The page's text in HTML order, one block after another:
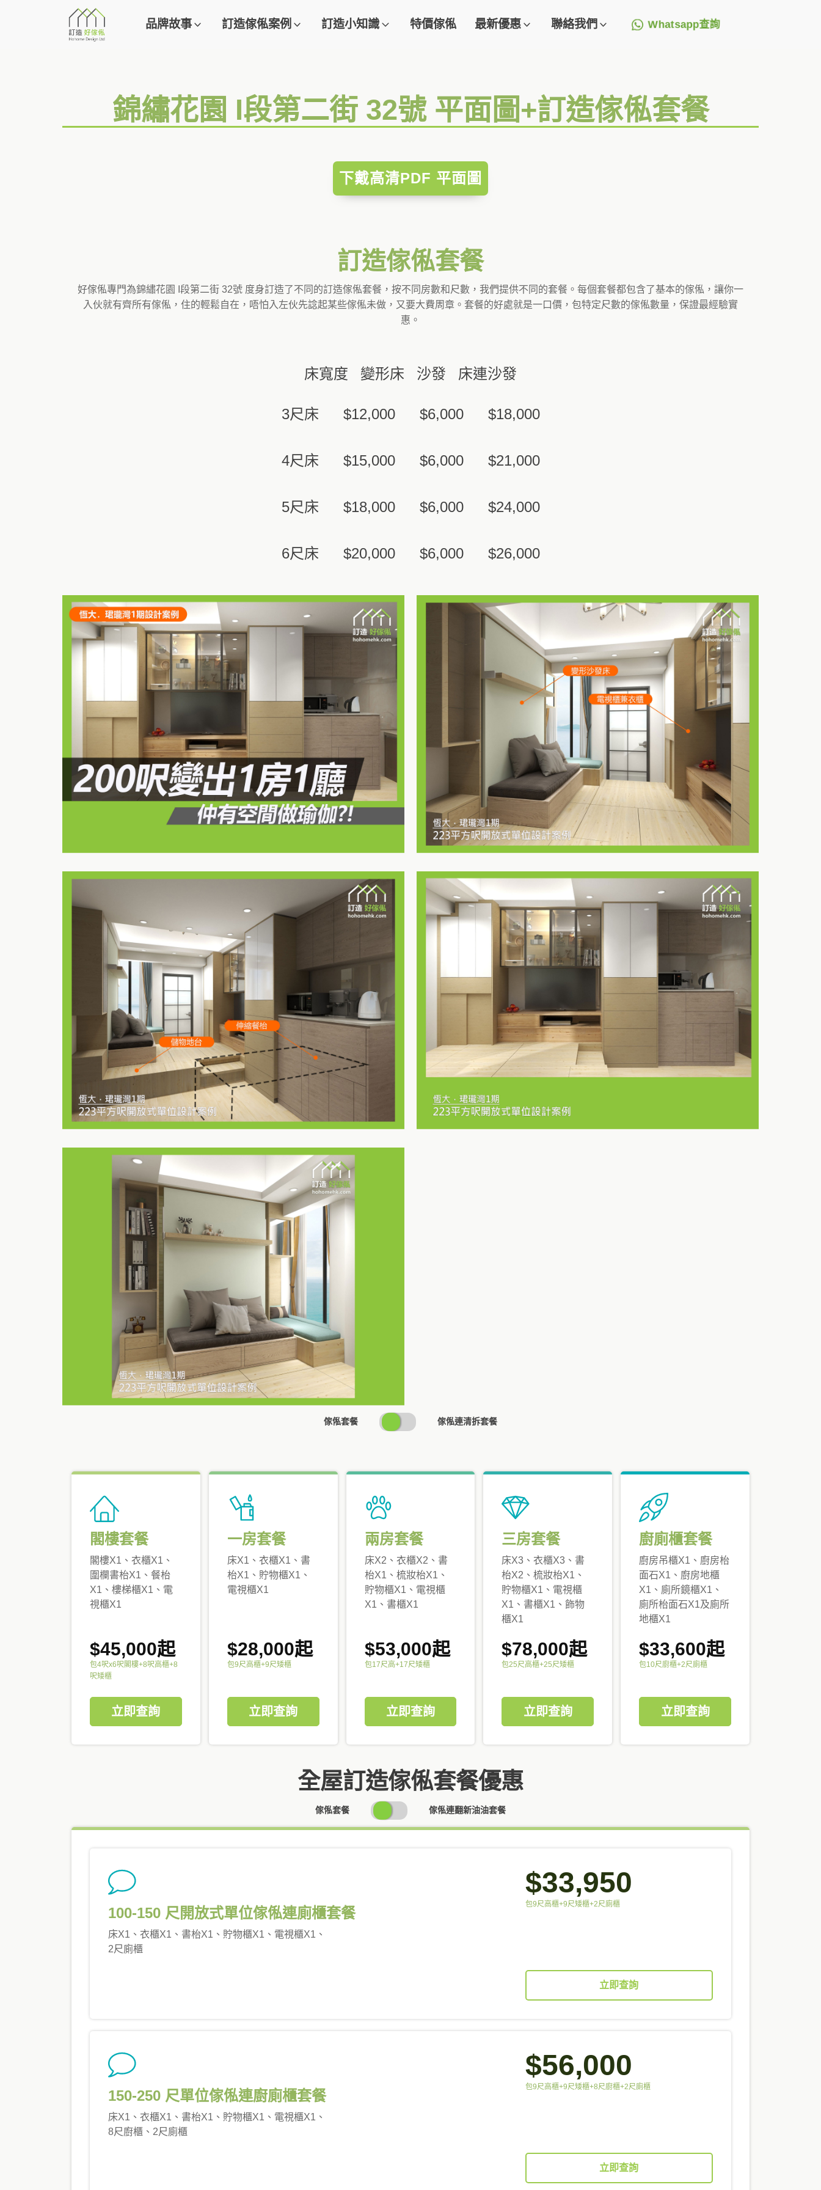
品牌故事 訂造傢俬案例 訂造小知識 特價傢俬 最新優惠 聯絡我們 Whatsapp查詢
錦繡花園 I段第二街 32號 平面圖+訂造傢俬套餐
下戴高清PDF 平面圖
訂造傢俬套餐
好傢俬專門為錦繡花園 I段第二街 32號 度身訂造了不同的訂造傢俬套餐，按不同房數和尺數，我們提供不同的套餐。每個套餐都包含了基本的傢俬，讓你一
入伙就有齊所有傢俬，住的輕鬆自在，唔怕入左伙先諗起某些傢俬未做，又要大費周章。套餐的好處就是一口價，包特定尺數的傢俬數量，保證最經驗實
惠。
床寬度 變形床 沙發 床連沙發
3尺床 $12,000 $6,000 $18,000
4尺床 $15,000 $6,000 $21,000
5尺床 $18,000 $6,000 $24,000
6尺床 $20,000 $6,000 $26,000
傢俬套餐
SWITCH
PRICING
傢俬連清拆套餐
閣樓套餐
閣樓X1、衣櫃X1、
圍欄書枱X1、餐枱
X1、樓梯櫃X1、電
視櫃X1
$45,000起
包4呎x6呎閣樓+8呎高櫃+8
呎矮櫃
立即查詢
一房套餐
床X1、衣櫃X1、書
枱X1、貯物櫃X1、
電視櫃X1
$28,000起
包9尺高櫃+9尺矮櫃
立即查詢
兩房套餐
床X2、衣櫃X2、書
枱X1、梳妝枱X1、
貯物櫃X1、電視櫃
X1、書櫃X1
$53,000起
包17尺高+17尺矮櫃
立即查詢
三房套餐
床X3、衣櫃X3、書
枱X2、梳妝枱X1、
貯物櫃X1、電視櫃
X1、書櫃X1、飾物
櫃X1
$78,000起
包25尺高櫃+25尺矮櫃
立即查詢
廚廁櫃套餐
廚房吊櫃X1、廚房枱
面石X1、廚房地櫃
X1、廁所鏡櫃X1、
廁所枱面石X1及廁所
地櫃X1
$33,600起
包10尺廚櫃+2尺廁櫃
立即查詢
全屋訂造傢俬套餐優惠
傢俬套餐
SWITCH
PRICING
傢俬連翻新油油套餐
100-150 尺開放式單位傢俬連廁櫃套餐
床X1、衣櫃X1、書枱X1、貯物櫃X1、電視櫃X1、
2尺廁櫃
$33,950
包9尺高櫃+9尺矮櫃+2尺廁櫃
立即查詢
150-250 尺單位傢俬連廚廁櫃套餐
床X1、衣櫃X1、書枱X1、貯物櫃X1、電視櫃X1、
8尺廚櫃、2尺廁櫃
$56,000
包9尺高櫃+9尺矮櫃+8尺廚櫃+2尺廁櫃
立即查詢